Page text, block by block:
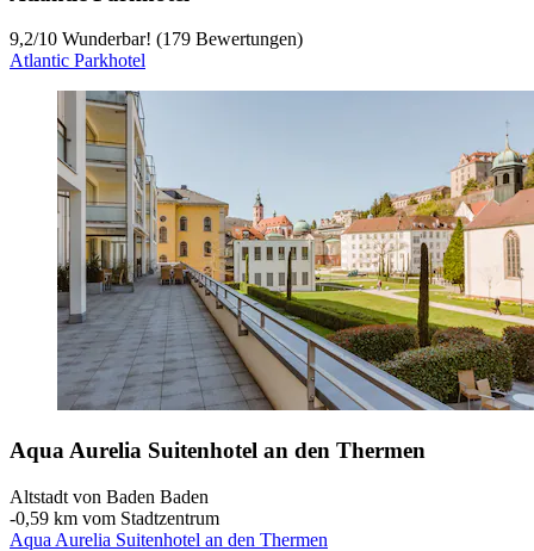
9,2/10 Wunderbar! (179 Bewertungen)
Atlantic Parkhotel
Aqua Aurelia Suitenhotel an den Thermen
Altstadt von Baden Baden
‐0,59 km vom Stadtzentrum
Aqua Aurelia Suitenhotel an den Thermen